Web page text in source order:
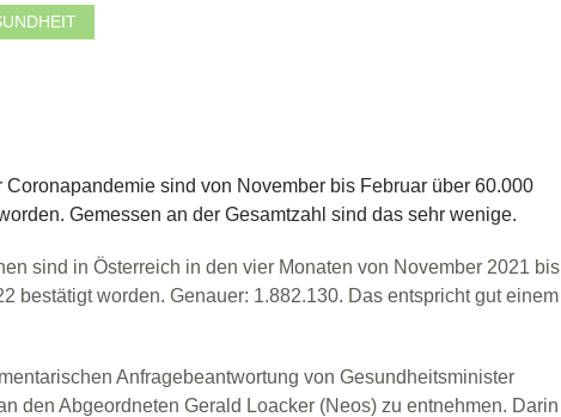
sind von November bis Februar über 60.000
Gemessen an der Gesamtzahl sind das sehr wenige.
sind in Österreich in den vier Monaten von November 2021 bis
bestätigt worden. Genauer: 1.882.130. Das entspricht gut einem
Anfragebeantwortung von Gesundheitsminister
den Abgeordneten Gerald Loacker (Neos) zu entnehmen. Darin